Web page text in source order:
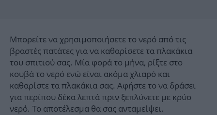
Μπορείτε να χρησιμοποιήσετε το νερό από τις
βραστές πατάτες για να καθαρίσετε τα πλακάκια
του σπιτιού σας. Μία φορά το μήνα, ρίξτε στο
κουβά το νερό ενώ είναι ακόμα χλιαρό και
καθαρίστε τα πλακάκια σας. Αφήστε το να δράσει
για περίπου δέκα λεπτά πριν ξεπλύνετε με κρύο
νερό. Το αποτέλεσμα θα σας ανταμείψει.